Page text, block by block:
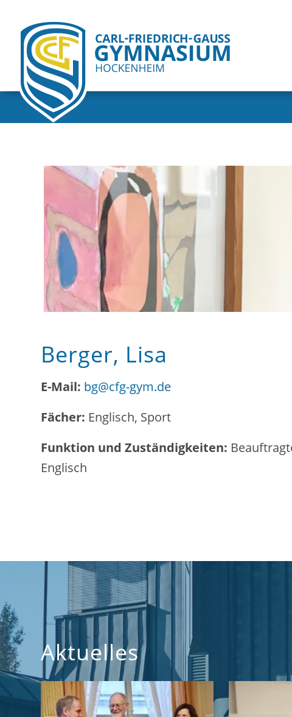
Berger, Lisa
E-Mail: bg@cfg-gym.de
Fächer: Englisch, Sport
Funktion und Zuständigkeiten:
Englisch
Aktuelles